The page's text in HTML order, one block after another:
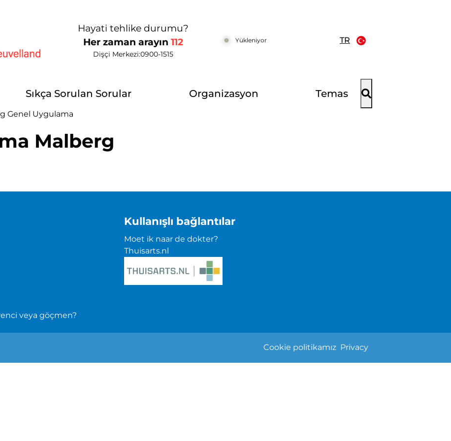
Hayati tehlike durumu?
Her zaman arayın112
Dişçi Merkezi:0900-1515
Yükleniyor TR
Sıkça Sorulan Sorular Organizasyon Temas
Genel Uygulama
Malberg
veya göçmen?
Kullanışlı bağlantılar
Moet ik naar de dokter?
Thuisarts.nl
Cookie politikamız Privacy